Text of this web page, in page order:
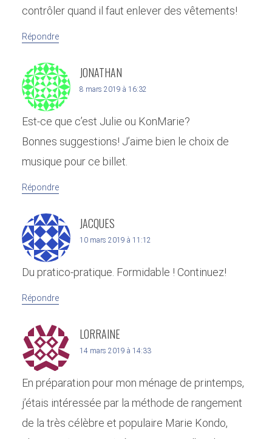
contrôler quand il faut enlever des vêtements!
Répondre
JONATHAN
8 mars 2019 à 16:32
Est-ce que c’est Julie ou KonMarie?
Bonnes suggestions! J’aime bien le choix de
musique pour ce billet.
Répondre
JACQUES
10 mars 2019 à 11:12
Du pratico-pratique. Formidable ! Continuez!
Répondre
LORRAINE
14 mars 2019 à 14:33
En préparation pour mon ménage de printemps,
j’étais intéressée par la méthode de rangement
de la très célèbre et populaire Marie Kondo,